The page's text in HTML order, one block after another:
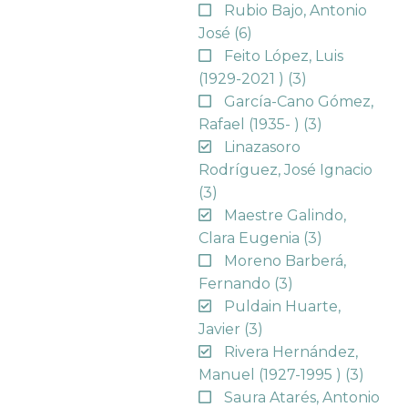
Rubio Bajo, Antonio
José (6)
Feito López, Luis
(1929-2021 ) (3)
García-Cano Gómez,
Rafael (1935- ) (3)
Linazasoro
Rodríguez, José Ignacio
(3)
Maestre Galindo,
Clara Eugenia (3)
Moreno Barberá,
Fernando (3)
Puldain Huarte,
Javier (3)
Rivera Hernández,
Manuel (1927-1995 ) (3)
Saura Atarés, Antonio